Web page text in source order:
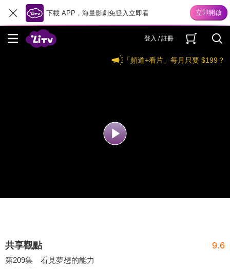
下載 APP，海量影劇免登入立即看
登入 / 註冊
「頻道+看片」每月只要 $199？
共享觀點 9.6
第209集 看見夢想的能力